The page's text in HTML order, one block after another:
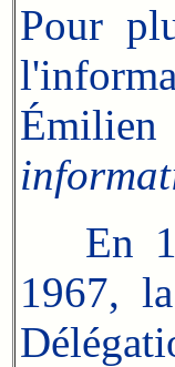
Pour
En
1967,